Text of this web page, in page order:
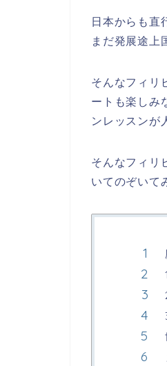
日本からも直
まだ発展途上
そんなフィリ
ートも楽しみ
ンレッスンが
そんなフィリ
いてのぞいて